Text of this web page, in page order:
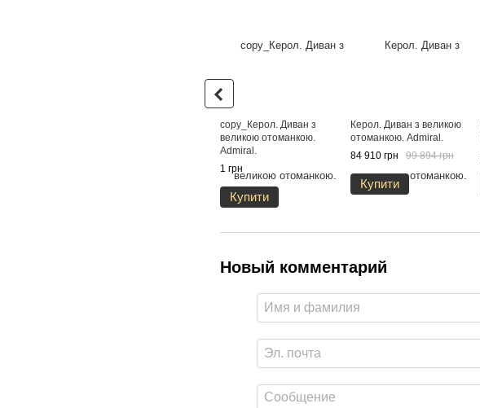
copy_Керол. Диван з
великою отоманкою.
Admiral.
1 грн
Купити
Керол. Диван з великою
отоманкою. Admiral.
84 910 грн
99 894 грн
Купити
Новый комментарий